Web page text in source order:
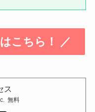
こちら！ ／
ス
無料